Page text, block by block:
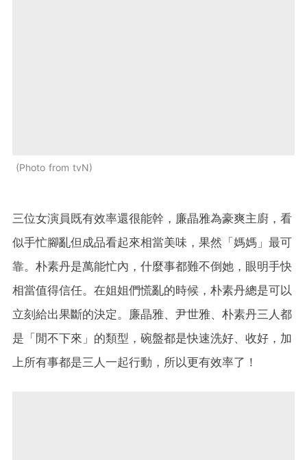
Photo from tvN
三位女演員既有效率還很能幹，廉晶雅為豪爽主廚，看
似手忙腳亂但成品看起來相當美味，果然「媽媽」最可
靠。朴素丹是萬能忙內，什麼事都難不倒她，眼明手快
相當值得信任。在姐姐們慌亂的時候，朴素丹總是可以
立刻給出果斷的決定。廉晶雅、尹世雅、朴素丹三人都
是「閒不下來」的類型，碗盤都是快速洗好、收好，加
上所有事都是三人一起行動，所以更有效率了！